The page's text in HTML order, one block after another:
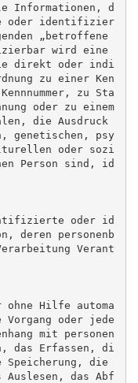
Informationen, d
oder identifizier
„betroffene
wird eine
direkt oder indi
zu einer Ken
zu Sta
oder zu einem
die Ausdruck
genetischen, psy
oder sozi
Person sind, id
oder id
deren personenb
Verant
Hilfe automa
oder jede
mit personen
das Erfassen, di
Speicherung, die
Auslesen, das Abf